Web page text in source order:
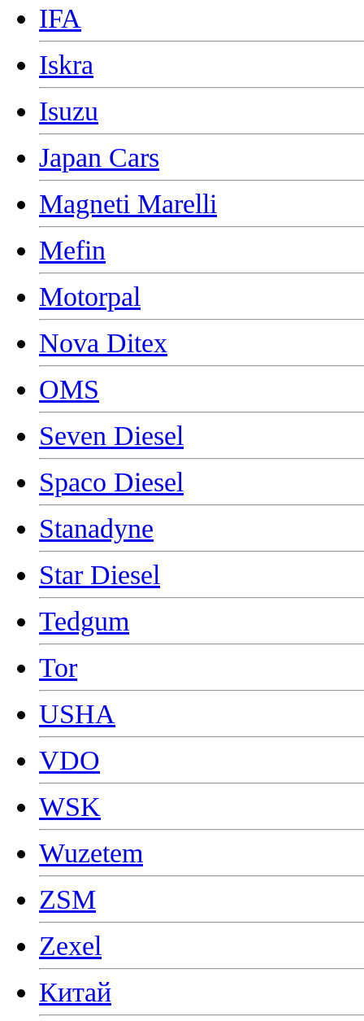
IFA
Iskra
Isuzu
Japan Cars
Magneti Marelli
Mefin
Motorpal
Nova Ditex
OMS
Seven Diesel
Spaco Diesel
Stanadyne
Star Diesel
Tedgum
Tor
USHA
VDO
WSK
Wuzetem
ZSM
Zexel
Китай